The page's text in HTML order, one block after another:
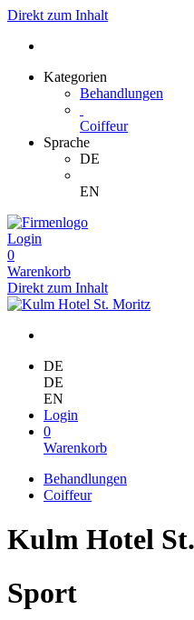
Direkt zum Inhalt
Kategorien
Behandlungen
Coiffeur
Sprache
DE
EN
Login
0
Warenkorb
Direkt zum Inhalt
DE
DE
EN
Login
0
Warenkorb
Behandlungen
Coiffeur
Kulm Hotel
Sport